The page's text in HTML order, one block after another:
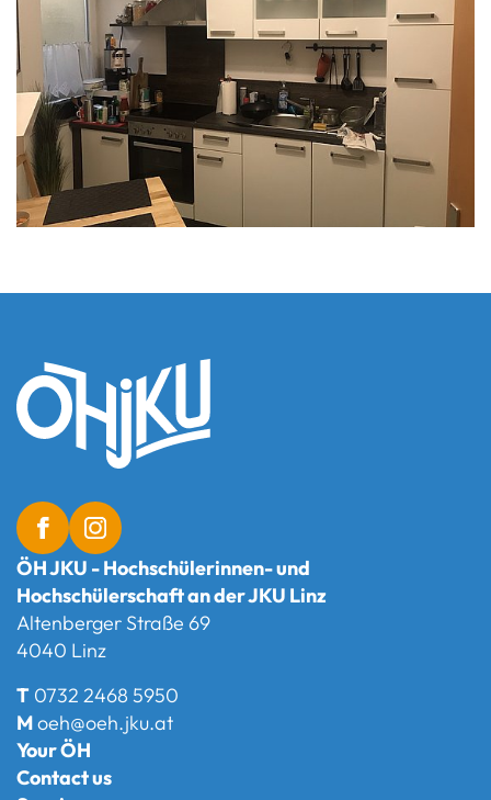
ÖH JKU - Hochschülerinnen- und
Hochschülerschaft an der JKU Linz
Altenberger Straße 69
4040 Linz
T 0732 2468 5950
Moeh@oeh.jku.at
Your ÖH
Contact us